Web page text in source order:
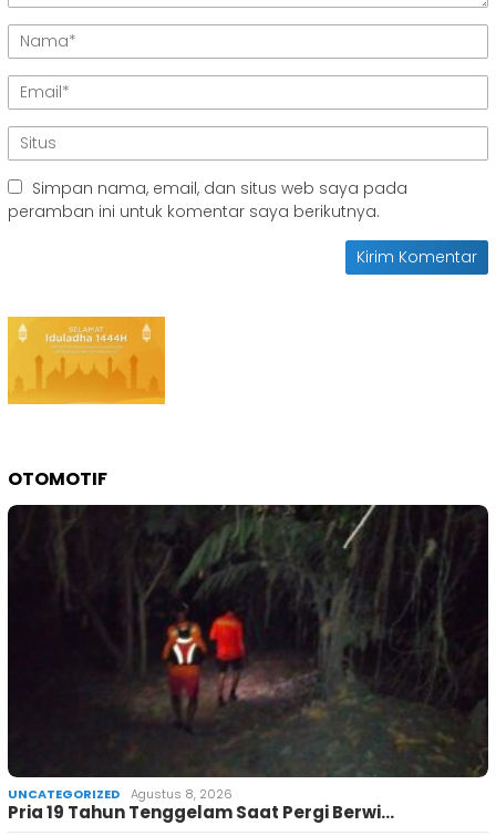
Simpan nama, email, dan situs web saya pada
peramban ini untuk komentar saya berikutnya.
OTOMOTIF
UNCATEGORIZED Agustus 8, 2026
Pria 19 Tahun Tenggelam Saat Pergi Berwi…